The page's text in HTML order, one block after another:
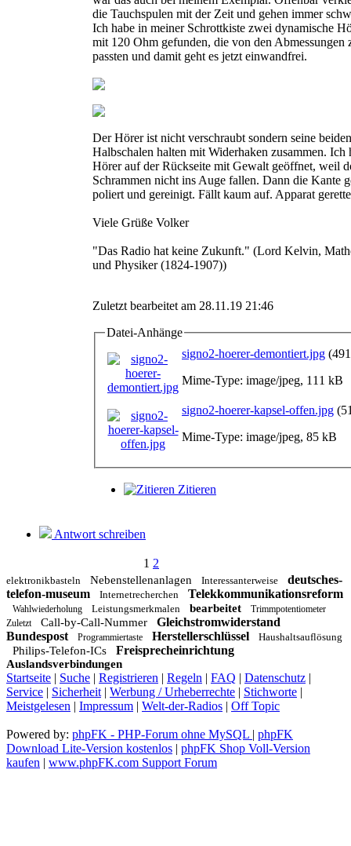
die Tauchspulen mit der Zeit und gehen immer
Ich habe in meiner Schrottkiste zwei dynamische
mit 120 Ohm gefunden, die von den Abmessungen
passten und damit geht es jetzt einwandfrei.
Der Hörer ist nicht verschraubt sondern seine beiden
Halbschalen halten mit Widerhaken zusammen. Ich
Hörer auf der Rückseite mit Gewalt geöffnet, weil
Schrammen nicht ins Auge fallen. Dann die Kante
poliert und gereinigt. Fällt kaum auf. Apparat
Viele Grüße Volker
"Das Radio hat keine Zukunft." (Lord Kelvin,
und Physiker (1824-1907))
Zuletzt bearbeitet am 28.11.19 21:46
Datei-Anhänge
signo2-hoerer-demontiert.jpg
Mime-Type: image/jpeg, 111 kB
signo2-hoerer-kapsel-offen.jpg
Mime-Type: image/jpeg, 85 kB
Zitieren
Antwort schreiben
1 2
elektronikbasteln Nebenstellenanlagen Interessanterweise
deutsches-
telefon-museum
Internetrecherchen Telekkommunikationsreform
Wahlwiederholung Leistungsmerkmalen bearbeitet
Trimmpotentiometer
Zuletzt
Call-by-Call-Nummer
Gleichstromwiderstand
Bundespost
Programmiertaste Herstellerschlüssel Haushaltsauflösung
Philips-Telefon-ICs Freisprecheinrichtung
Auslandsverbindungen
Startseite | Suche | Registrieren | Regeln | FAQ | Datenschutz |
Service | Sicherheit | Werbung / Urheberrechte | Stichworte |
Meistgelesen | Impressum | Welt-der-Radios | Off Topic
Powered by: phpFK - PHP-Forum ohne MySQL | phpFK
Download Lite-Version kostenlos | phpFK Shop Voll-Version
kaufen | www.phpFK.com Support Forum